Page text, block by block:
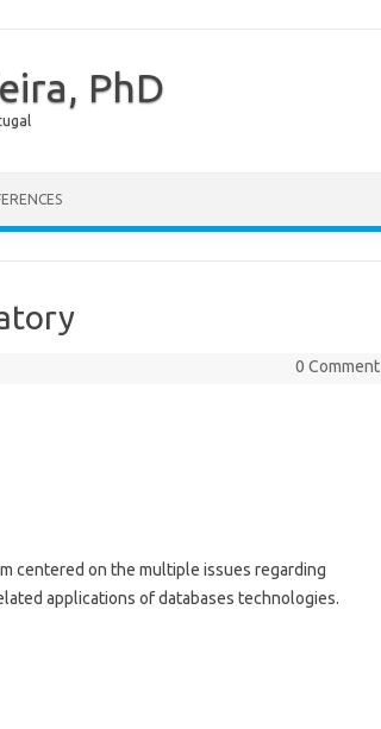
PhD
0 Comment
centered on the multiple issues regarding
applications of databases technologies.